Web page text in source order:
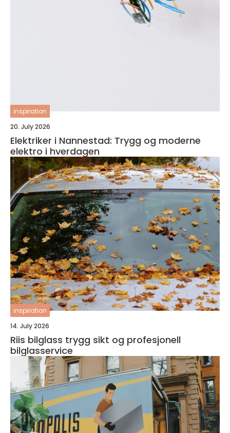
inspiration
20. July 2026
Elektriker i Nannestad: Trygg og moderne
elektro i hverdagen
inspiration
14. July 2026
Riis bilglass trygg sikt og profesjonell
bilglasservice